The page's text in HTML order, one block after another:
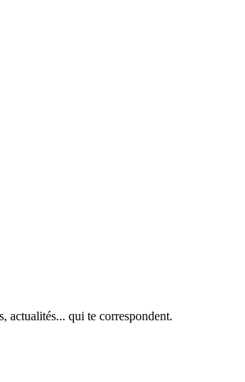
actualités... qui te correspondent.